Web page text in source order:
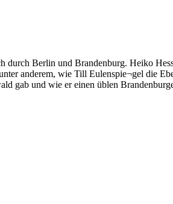
Berlin und Brandenburg. Heiko
anderem, wie Till Eulenspie¬gel die
gab und wie er einen üblen